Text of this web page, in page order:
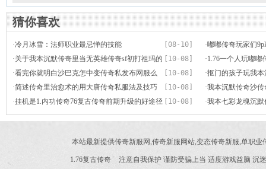
猜你喜欢
[08-10]
·冷月冰雪：法师职业最忌惮的技能 ·嘟嘟传奇玩家们
[10-08]
·关于我本沉默传奇里当无英雄传奇sf初打祖玛的
事情
·1.76一个人玩嘟嘟
[10-08]
·看完你就明白沙巴克怎中变传奇私发布网服么
打
·抠门的孩子玩我
[10-08]
·简述传奇里治愈术的用大唐传奇私服法及技巧 ·我本沉默传奇沙
解
[10-08]
·挂机是1.内功传奇76复古传奇前期升级的好途径 ·我本七彩龙魂沉
本站最新提供传奇新服网,传奇新服网站,变态传奇新服,单职
1.76复古传奇 注意自我保护 谨防受骗上当 适度游戏益脑 沉